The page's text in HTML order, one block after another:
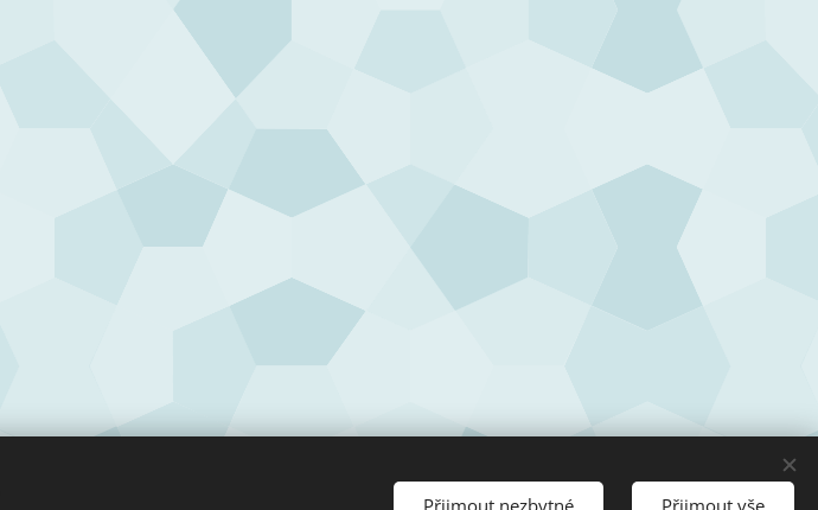
Přijmout nezbytné Přijmout vše